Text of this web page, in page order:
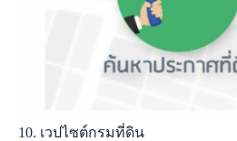
10. เวปไซต์กรมที่ดิน